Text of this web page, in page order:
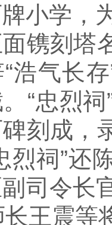
小学，
镌刻塔
浩气长
“忠烈
刻成，
烈祠”还
司令长
王震等